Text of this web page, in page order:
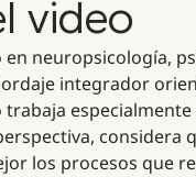
video
en neuropsicología,
integrador
los procesos que